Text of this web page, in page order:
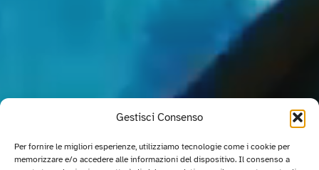
Gestisci Consenso
Per fornire le migliori esperienze, utilizziamo tecnologie come i cookie per
memorizzare e/o accedere alle informazioni del dispositivo. Il consenso a